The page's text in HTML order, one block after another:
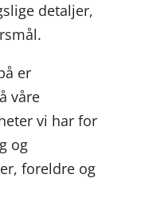
detaljer,
er
våre
vi har for
og
foreldre og